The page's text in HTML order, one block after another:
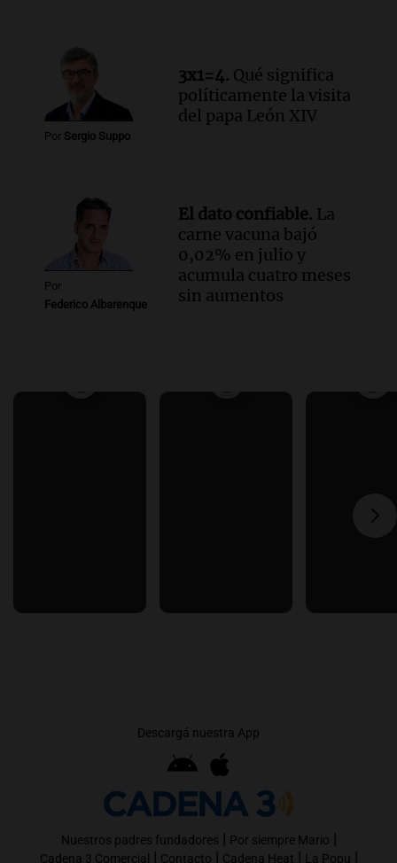
Por Sergio Suppo
3x1=4. Qué significa
políticamente la visita
del papa León XIV
Por
Federico Albarenque
El dato confiable. La
carne vacuna bajó
0,02% en julio y
acumula cuatro meses
sin aumentos
Descargá nuestra App
Nuestros padres fundadores | Por siempre Mario |
Cadena 3 Comercial | Contacto | Cadena Heat | La Popu |